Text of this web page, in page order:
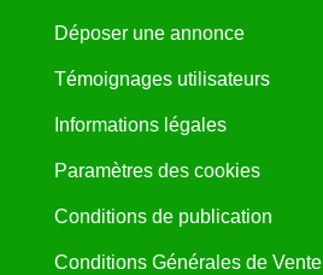
Déposer une annonce
Témoignages utilisateurs
Informations légales
Paramètres des cookies
Conditions de publication
Conditions Générales de Vente